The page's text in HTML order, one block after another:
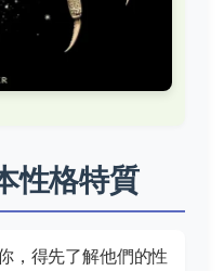
性格特質
，得先了解他們的性